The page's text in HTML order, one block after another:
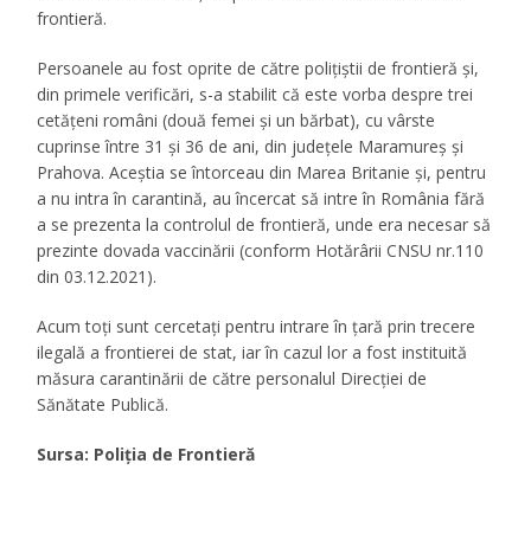
frontieră.
Persoanele au fost oprite de către polițiștii de frontieră şi,
din primele verificări, s-a stabilit că este vorba despre trei
cetăţeni români (două femei şi un bărbat), cu vârste
cuprinse între 31 şi 36 de ani, din judeţele Maramureş şi
Prahova. Aceştia se întorceau din Marea Britanie şi, pentru
a nu intra în carantină, au încercat să intre în România fără
a se prezenta la controlul de frontieră, unde era necesar să
prezinte dovada vaccinării (conform Hotărârii CNSU nr.110
din 03.12.2021).
Acum toţi sunt cercetaţi pentru intrare în ţară prin trecere
ilegală a frontierei de stat, iar în cazul lor a fost instituită
măsura carantinării de către personalul Direcției de
Sănătate Publică.
Sursa: Poliția de Frontieră